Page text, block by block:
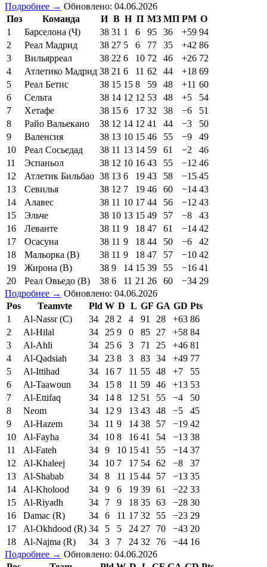
Подробнее → Обновлено: 04.06.2026
Поз
Команда И В Н П МЗ МП РМ О
1
Барселона (Ч) 38 31 1 6 95 36 +59 94
2
Реал Мадрид 38 27 5 6 77 35 +42 86
3
Вильярреал 38 22 6 10 72 46 +26 72
4
Атлетико Мадрид 38 21 6 11 62 44 +18 69
5
Реал Бетис 38 15 15 8 59 48 +11 60
6
Сельта 38 14 12 12 53 48 +5
54
7
Хетафе 38 15 6 17 32 38 −6
51
8
Райо Вальекано 38 12 14 12 41 44 −3
50
9
Валенсия 38 13 10 15 46 55 −9
49
10
Реал Сосьедад 38 11 13 14 59 61 −2
46
11
Эспаньол 38 12 10 16 43 55 −12 46
12
Атлетик Бильбао 38 13 6 19 43 58 −15 45
13
Севилья 38 12 7 19 46 60 −14 43
14
Алавес 38 11 10 17 44 56 −12 43
15
Эльче 38 10 13 15 49 57 −8
43
16
Леванте 38 11 9 18 47 61 −14 42
17
Осасуна 38 11 9 18 44 50 −6
42
18
Мальорка (В) 38 11 9 18 47 57 −10 42
19
Жирона (В) 38 9 14 15 39 55 −16 41
20
Реал Овьедо (В) 38 6 11 21 26 60 −34 29
Подробнее → Обновлено: 04.06.2026
Pos
Teamvte Pld W D L GF GA GD Pts
1
Al-Nassr (C) 34 28 2 4 91 28 +63 86
2
Al-Hilal 34 25 9 0 85 27 +58 84
3
Al-Ahli 34 25 6 3 71 25 +46 81
4
Al-Qadsiah 34 23 8 3 83 34 +49 77
5
Al-Ittihad 34 16 7 11 55 48 +7
55
6
Al-Taawoun 34 15 8 11 59 46 +13 53
7
Al-Ettifaq 34 14 8 12 51 55 −4
50
8
Neom 34 12 9 13 43 48 −5
45
9
Al-Hazem 34 11 9 14 38 57 −19 42
10
Al-Fayha 34 10 8 16 41 54 −13 38
11
Al-Fateh 34 9 10 15 41 55 −14 37
12
Al-Khaleej 34 10 7 17 54 62 −8
37
13
Al-Shabab 34 8 11 15 44 57 −13 35
14
Al-Kholood 34 9 6 19 39 61 −22 33
15
Al-Riyadh 34 7 9 18 35 63 −28 30
16
Damac (R) 34 6 11 17 32 55 −23 29
17
Al-Okhdood (R) 34 5 5 24 27 70 −43 20
18
Al-Najma (R) 34 3 7 24 32 76 −44 16
Подробнее → Обновлено: 04.06.2026